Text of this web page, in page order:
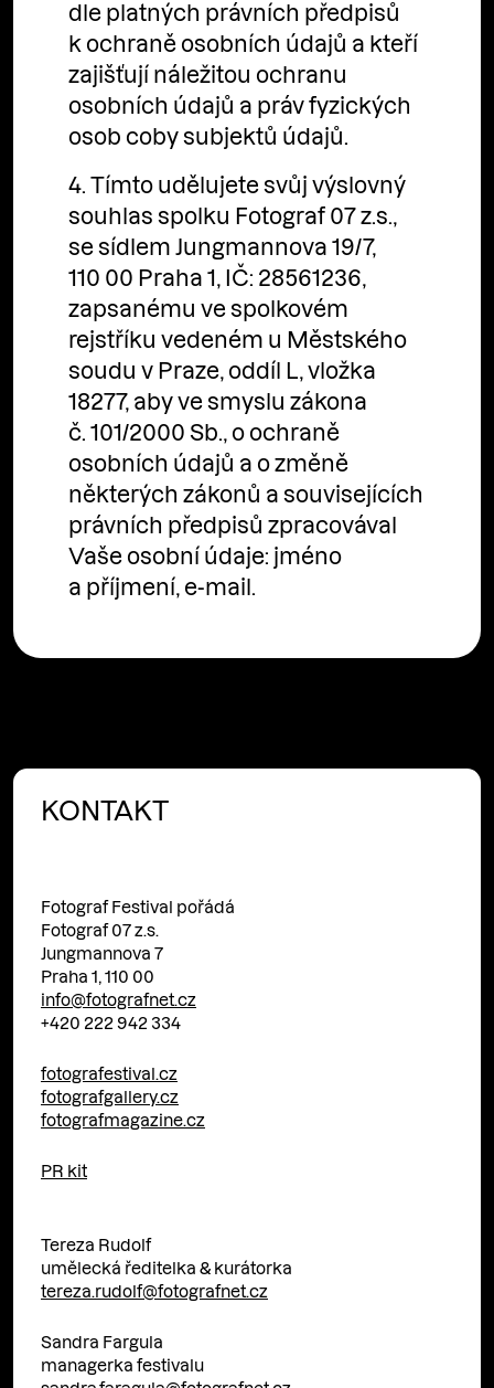
dle platných právních předpisů
k ochraně osobních údajů a kteří
zajišťují náležitou ochranu
osobních údajů a práv fyzických
osob coby subjektů údajů.
4. Tímto udělujete svůj výslovný
souhlas spolku Fotograf 07 z.s.,
se sídlem Jungmannova 19/7,
110 00 Praha 1, IČ: 28561236,
zapsanému ve spolkovém
rejstříku vedeném u Městského
soudu v Praze, oddíl L, vložka
18277, aby ve smyslu zákona
č. 101/2000 Sb., o ochraně
osobních údajů a o změně
některých zákonů a souvisejících
právních předpisů zpracovával
Vaše osobní údaje: jméno
a příjmení, e-mail.
KONTAKT
Fotograf Festival pořádá
Fotograf 07 z.s.
Jungmannova 7
Praha 1, 110 00
info@fotografnet.cz
+420 222 942 334
fotografestival.cz
fotografgallery.cz
fotografmagazine.cz
PR kit
Tereza Rudolf
umělecká ředitelka & kurátorka
tereza.rudolf@fotografnet.cz
Sandra Fargula
managerka festivalu